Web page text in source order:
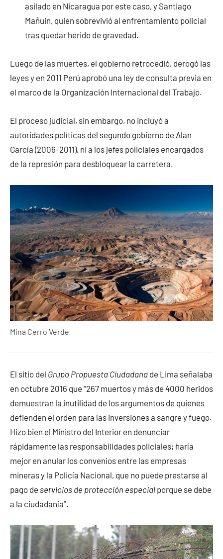
asilado en Nicaragua por este caso, y Santiago
Mañuin, quien sobrevivió al enfrentamiento policial
tras quedar herido de gravedad.
Luego de las muertes, el gobierno retrocedió, derogó las
leyes y en 2011 Perú aprobó una ley de consulta previa en
el marco de la Organización Internacional del Trabajo.
El proceso judicial, sin embargo, no incluyó a
autoridades políticas del segundo gobierno de Alan
García (2006-2011), ni a los jefes policiales encargados
de la represión para desbloquear la carretera.
Mina Cerro Verde
El sitio del Grupo Propuesta Ciudadana de Lima señalaba
en octubre 2016 que “267 muertos y más de 4000 heridos
demuestran la inutilidad de los argumentos de quienes
defienden el orden para las inversiones a sangre y fuego.
Hizo bien el Ministro del Interior en denunciar
rápidamente las responsabilidades policiales; haría
mejor en anular los convenios entre las empresas
mineras y la Policía Nacional, que no puede prestarse al
pago de servicios de protección especial porque se debe
a la ciudadanía”.